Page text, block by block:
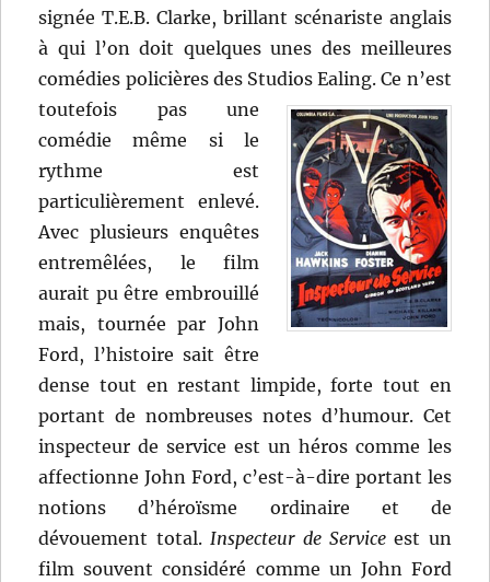
signée T.E.B. Clarke, brillant scénariste anglais
à qui l’on doit quelques unes des meilleures
comédies policières des Studios Ealing.Ce n’est
toutefois pas une
comédie même si le
rythme est
particulièrement enlevé.
Avec plusieurs enquêtes
entremêlées, le film
aurait pu être embrouillé
mais, tournée par John
Ford, l’histoire sait être
dense tout en restant limpide, forte tout en
portant de nombreuses notes d’humour. Cet
inspecteur de service est un héros comme les
affectionne John Ford, c’est-à-dire portant les
notions d’héroïsme ordinaire et de
dévouement total. Inspecteur de Service est un
film souvent considéré comme un John Ford